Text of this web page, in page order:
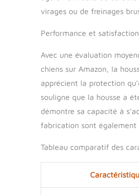
virages ou de freinages
Performance et
Avec une évaluation
chiens sur Amazon, la
apprécient la protection
souligne que la housse a
démontre sa capacité à
fabrication sont également
Tableau comparatif des